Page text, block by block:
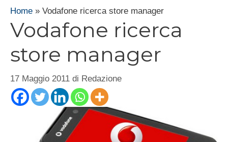
Home » Vodafone ricerca store manager
Vodafone ricerca
store manager
17 Maggio 2011 di Redazione